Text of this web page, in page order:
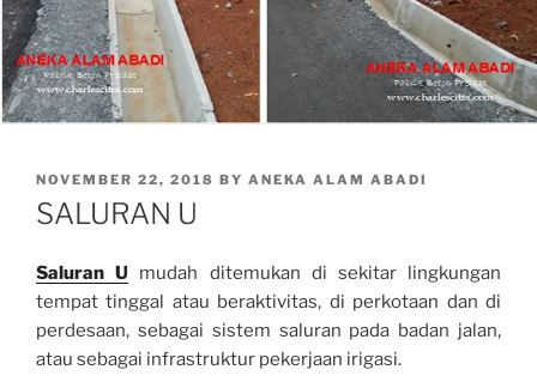
POSTED
ON
NOVEMBER 22, 2018 BY ANEKA ALAM ABADI
SALURAN U
Saluran U mudah ditemukan di sekitar lingkungan
tempat tinggal atau beraktivitas, di perkotaan dan di
perdesaan, sebagai sistem saluran pada badan jalan,
atau sebagai infrastruktur pekerjaan irigasi.